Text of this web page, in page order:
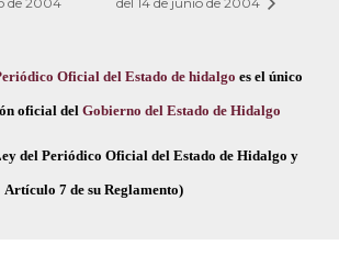
Oficial del Estado de hidalgo es el único
oficial del Gobierno del Estado de Hidalgo
del Periódico Oficial del Estado de Hidalgo y
Artículo 7 de su Reglamento)